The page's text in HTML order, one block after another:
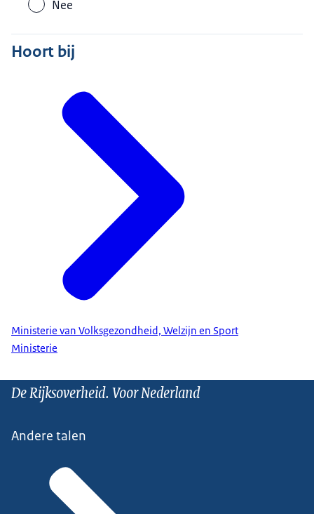
Nee
Hoort bij
Ministerie van Volksgezondheid, Welzijn en Sport
Ministerie
De Rijksoverheid. Voor Nederland
Andere talen